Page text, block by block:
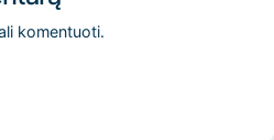
komentuoti.